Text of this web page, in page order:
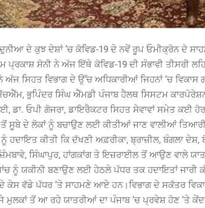
ਦੇ ਕੁਝ ਦੇਸ਼ਾਂ ’ਚ ਕੋਵਿਡ-19 ਦੇ ਨਵੇਂ ਰੂਪ ਓਮੀਕ੍ਰੋਨ ਦੇ
ਪ੍ਰਕਾਸ਼ ਸੋਨੀ ਨੇ ਅੱਜ ਇੱਥੇ ਕੋਵਿਡ-19 ਦੀ ਸੰਭਾਵੀ ਤੀਸਰੀ
ਸਿਹਤ ਵਿਭਾਗ ਦੇ ਉੱਚ ਅਧਿਕਾਰੀਆਂ ਜਿਹਨਾਂ ’ਚ ਵਿਕਾਸ
ਭੁਪਿੰਦਰ ਸਿੰਘ ਐੱਮਡੀ ਪੰਜਾਬ ਹੈਲਥ ਸਿਸਟਮ
ਡਾ. ਓਪੀ ਗੋਜਰਾ, ਡਾਇਰੈਕਟਰ ਸਿਹਤ ਸੇਵਾਵਾਂ ਸਮੇਤ ਕਈ
ਤੋਂ ਸੂਬੇ ਦੇ ਲੋਕਾਂ ਨੂੰ ਬਚਾਉਣ ਲਈ ਕੀਤੀਆਂ ਜਾਣ ਵਾਲੀਆਂ
ਹਦਾਇਤ ਕੀਤੀ ਕਿ ਦੱਖਣੀ ਅਫ਼ਰੀਕਾ, ਬ੍ਰਾਜ਼ੀਲ, ਬੰਗਲਾ ਦੇਸ਼,
ਸਿੰਘਾਪੁਰ, ਹਾਂਗਕਾਂਗ ਤੇ ਇਜ਼ਰਾਈਲ ਤੋਂ ਆਉਣ ਵਾਲੇ
ਨੂੰ ਯਕੀਨੀ ਬਣਾਉਣ ਲਈ ਹੇਠਲੇ ਪੱਧਰ ਤਕ ਹਦਾਇਤਾਂ ਜਾਰੀ
ਕੇਸ ਵੱਡੇ ਪੱਧਰ ’ਤੇ ਸਾਹਮਣੇ ਆਏ ਹਨ।ਵਿਭਾਗ ਦੇ ਸਕੱਤਰ
ਮੁਲਕਾਂ ਤੋਂ ਆ ਰਹੇ ਯਾਤਰੀਆਂ ਦਾ ਪੰਜਾਬ ’ਚ ਪ੍ਰਵੇਸ਼ ਹੋਣ ’ਤੇ